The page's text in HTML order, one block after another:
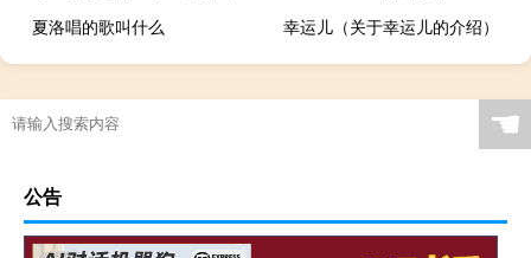
夏洛唱的歌叫什么
幸运儿（关于幸运儿的介绍）
☚
公告